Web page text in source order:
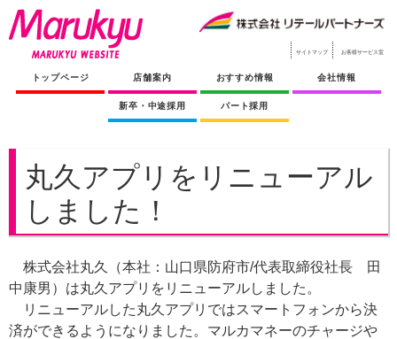
サイトマップ お客様サービス室
トップページ 店舗案内 おすすめ情報 会社情報
新卒・中途採用 パート採用
丸久アプリをリニューアル
しました！
株式会社丸久（本社：山口県防府市/代表取締役社長 田
中康男）は丸久アプリをリニューアルしました。
リニューアルした丸久アプリではスマートフォンから決
済ができるようになりました。マルカマネーのチャージや